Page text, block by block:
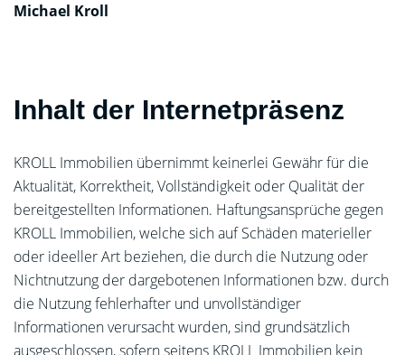
Michael Kroll
Inhalt der Internetpräsenz
KROLL Immobilien übernimmt keinerlei Gewähr für die
Aktualität, Korrektheit, Vollständigkeit oder Qualität der
bereitgestellten Informationen. Haftungsansprüche gegen
KROLL Immobilien, welche sich auf Schäden materieller
oder ideeller Art beziehen, die durch die Nutzung oder
Nichtnutzung der dargebotenen Informationen bzw. durch
die Nutzung fehlerhafter und unvollständiger
Informationen verursacht wurden, sind grundsätzlich
ausgeschlossen, sofern seitens KROLL Immobilien kein